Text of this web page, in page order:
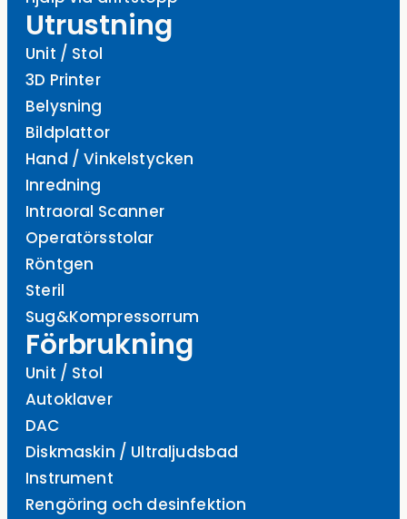
Utrustning
Unit / Stol
3D Printer
Belysning
Bildplattor
Hand / Vinkelstycken
Inredning
Intraoral Scanner
Operatörsstolar
Röntgen
Steril
Sug&Kompressorrum
Förbrukning
Unit / Stol
Autoklaver
DAC
Diskmaskin / Ultraljudsbad
Instrument
Rengöring och desinfektion